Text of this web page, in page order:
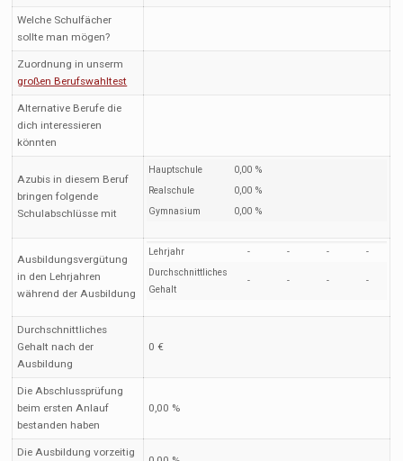
Welche Schulfächer
sollte man mögen?
Zuordnung in unserm
großen Berufswahltest
Alternative Berufe die
dich interessieren
könnten
Azubis in diesem Beruf
bringen folgende
Schulabschlüsse mit
Hauptschule
0,00 %
Realschule
0,00 %
Gymnasium
0,00 %
Ausbildungsvergütung
in den Lehrjahren
während der Ausbildung
Lehrjahr - - -
-
Durchschnittliches
Gehalt
- - - -
Durchschnittliches
Gehalt nach der
Ausbildung
0 €
Die Abschlussprüfung
beim ersten Anlauf
bestanden haben
0,00 %
Die Ausbildung vorzeitig